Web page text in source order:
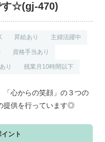
せ
メールでのお問い合わせ
す☆(gj-470)
昇給あり 主婦活躍中
資格手当あり
り 残業月10時間以下
「心からの笑顔」の３つの
提供を行っています◎
ント